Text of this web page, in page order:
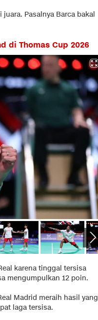
Pasalnya Barca bakal
di Thomas Cup 2026
karena tinggal tersisa
mengumpulkan 12 poin.
Madrid meraih hasil yang
laga tersisa.